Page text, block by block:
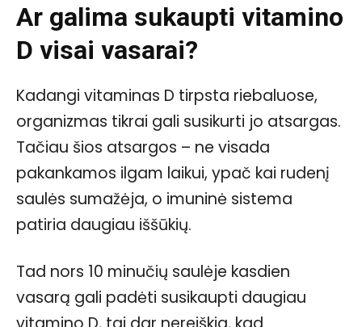
Ar galima sukaupti vitamino
D visai vasarai?
Kadangi vitaminas D tirpsta riebaluose,
organizmas tikrai gali susikurti jo atsargas.
Tačiau šios atsargos – ne visada
pakankamos ilgam laikui, ypač kai rudenį
saulės sumažėja, o imuninė sistema
patiria daugiau iššūkių.
Tad nors 10 minučių saulėje kasdien
vasarą gali padėti susikaupti daugiau